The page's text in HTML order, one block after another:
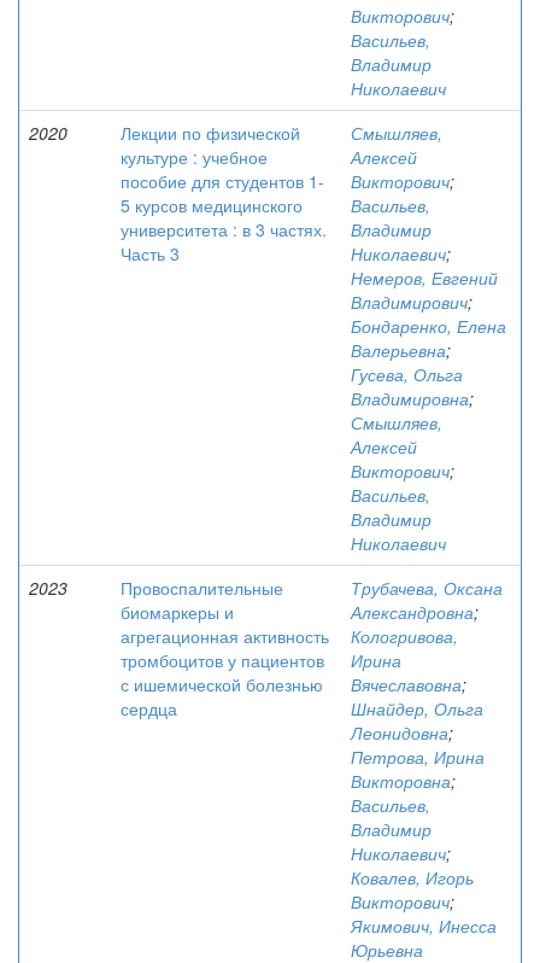
Викторович;
Васильев,
Владимир
Николаевич
2020
Лекции по физической
культуре : учебное
пособие для студентов 1-
5 курсов медицинского
университета : в 3 частях.
Часть 3
Смышляев,
Алексей
Викторович;
Васильев,
Владимир
Николаевич;
Немеров, Евгений
Владимирович;
Бондаренко, Елена
Валерьевна;
Гусева, Ольга
Владимировна;
Смышляев,
Алексей
Викторович;
Васильев,
Владимир
Николаевич
2023
Провоспалительные
биомаркеры и
агрегационная активность
тромбоцитов у пациентов
с ишемической болезнью
сердца
Трубачева, Оксана
Александровна;
Кологривова,
Ирина
Вячеславовна;
Шнайдер, Ольга
Леонидовна;
Петрова, Ирина
Викторовна;
Васильев,
Владимир
Николаевич;
Ковалев, Игорь
Викторович;
Якимович, Инесса
Юрьевна